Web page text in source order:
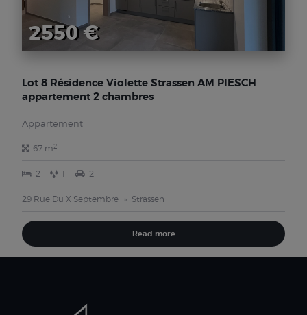
2550 €
Lot 8 Résidence Violette Strassen AM PIESCH
appartement 2 chambres
Appartement
67 m2
2 1 2
29 Rue Du X Septembre Strassen
Read more